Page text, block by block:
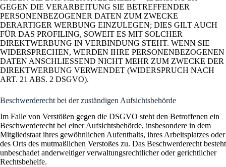
GEGEN DIE VERARBEITUNG SIE BETREFFENDER
PERSONENBEZOGENER DATEN ZUM ZWECKE
DERARTIGER WERBUNG EINZULEGEN; DIES GILT AUCH
FÜR DAS PROFILING, SOWEIT ES MIT SOLCHER
DIREKTWERBUNG IN VERBINDUNG STEHT. WENN SIE
WIDERSPRECHEN, WERDEN IHRE PERSONENBEZOGENEN
DATEN ANSCHLIESSEND NICHT MEHR ZUM ZWECKE DER
DIREKTWERBUNG VERWENDET (WIDERSPRUCH NACH
ART. 21 ABS. 2 DSGVO).
Beschwerde­recht bei der zuständigen Aufsichts­behörde
Im Falle von Verstößen gegen die DSGVO steht den Betroffenen ein
Beschwerderecht bei einer Aufsichtsbehörde, insbesondere in dem
Mitgliedstaat ihres gewöhnlichen Aufenthalts, ihres Arbeitsplatzes oder
des Orts des mutmaßlichen Verstoßes zu. Das Beschwerderecht besteht
unbeschadet anderweitiger verwaltungsrechtlicher oder gerichtlicher
Rechtsbehelfe.